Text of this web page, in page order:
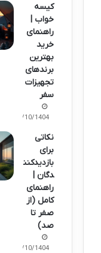
کیسه
خواب |
راهنمای
خرید
بهترین
برندهای
تجهیزات
سفر
08/10/1404
نکاتی
برای
بازدیدکنن
دگان |
راهنمای
کامل (از
صفر تا
صد)
08/10/1404